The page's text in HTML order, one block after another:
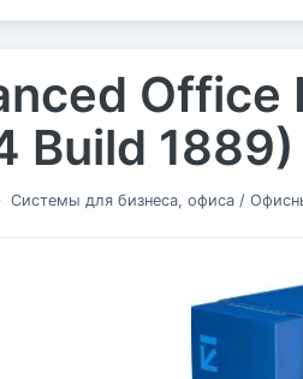
Office
Build
Системы для бизнеса, офиса/